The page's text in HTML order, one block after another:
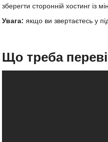
зберегти сторонній хостинг із
Увага: якщо ви звертаєтесь у
Що треба